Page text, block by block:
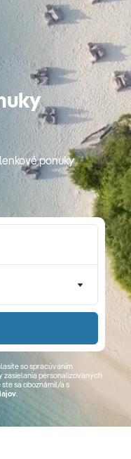
ponuky
so spracúvaním
zasielania personalizovaných
sa oboznámil/a s
.